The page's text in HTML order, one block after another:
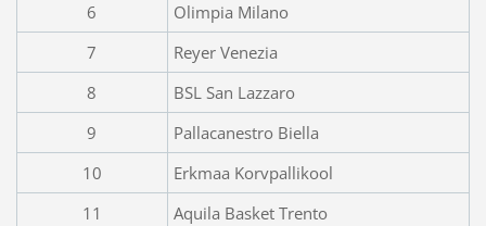
6
Olimpia Milano
7
Reyer Venezia
8
BSL San Lazzaro
9
Pallacanestro Biella
10
Erkmaa Korvpallikool
11
Aquila Basket Trento